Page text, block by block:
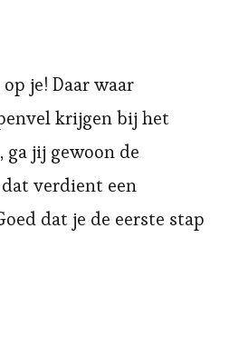
je! Daar waar
krijgen bij het
ga jij gewoon de
verdient een
dat je de eerste stap